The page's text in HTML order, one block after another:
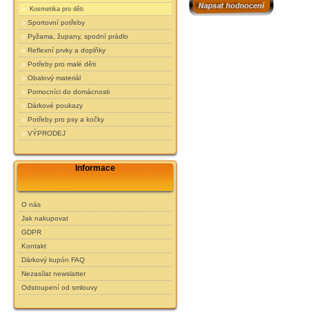
Kosmetika pro děti
Sportovní potřeby
Pyžama, župany, spodní prádlo
Reflexní prvky a doplňky
Potřeby pro malé děti
Obalový materiál
Pomocníci do domácnosti
Dárkové poukazy
Potřeby pro psy a kočky
VÝPRODEJ
Informace
O nás
Jak nakupovat
GDPR
Kontakt
Dárkový kupón FAQ
Nezasílat newslatter
Odstoupení od smlouvy